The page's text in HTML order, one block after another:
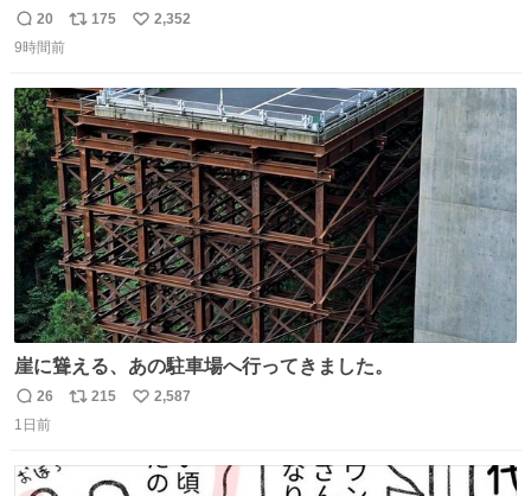
で満足感エグいから一生食べてる😭
返
信
20
リ
ト
数
175
い
数
2,352
9時間前
崖に聳える、あの駐車場へ行ってきました。
返
信
26
リ
215
い
2,587
1日前